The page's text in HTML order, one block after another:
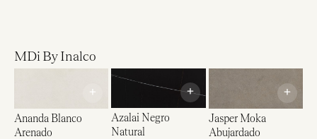
MDi By Inalco
+
Ananda Blanco
Arenado
+
Azalai Negro
Natural
+
Jasper Moka
Abujardado